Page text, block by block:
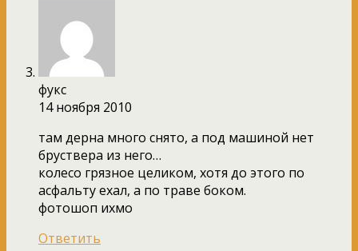
фукс
14 ноября 2010
там дерна много снято, а под машиной нет
бруствера из него…
колесо грязное целиком, хотя до этого по
асфальту ехал, а по траве боком.
фотошоп ихмо
Ответить